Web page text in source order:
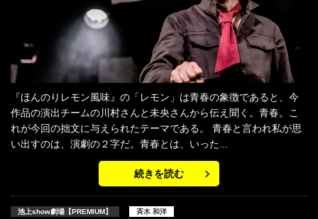
『ほんのりレモン風味』の「レモン」は青春の象徴であると、今
作品の演出チームの川村さんと未央さんから伝え聞く。青春。こ
れが今回の拙文に与えられたテーマである。 青春と言われ私が思
い出すのは、演劇の２字だ。青春とは、いった...
続きを読む
池上show劇場【PREMIUM】 斉木 和洋